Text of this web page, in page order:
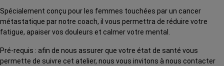
Spécialement conçu pour les femmes touchées par un cancer
métastatique par notre coach, il vous permettra de réduire votre
fatigue, apaiser vos douleurs et calmer votre mental.
Pré-requis : afin de nous assurer que votre état de santé vous
permette de suivre cet atelier, nous vous invitons à nous contacter